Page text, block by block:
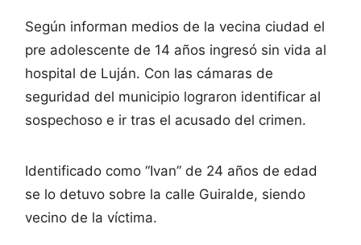
Según informan medios de la vecina ciudad el
pre adolescente de 14 años ingresó sin vida al
hospital de Luján. Con las cámaras de
seguridad del municipio lograron identificar al
sospechoso e ir tras el acusado del crimen.
Identificado como “Ivan” de 24 años de edad
se lo detuvo sobre la calle Guiralde, siendo
vecino de la víctima.